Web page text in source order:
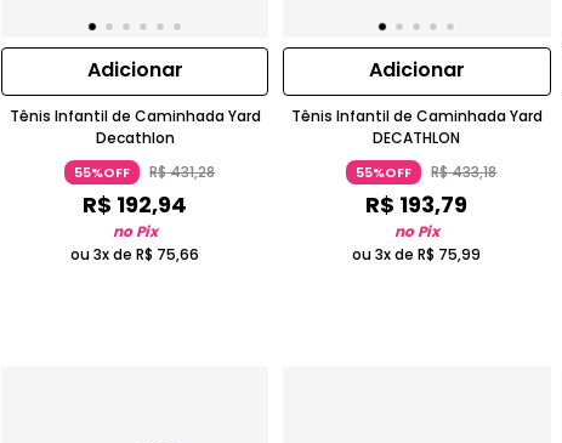
Adicionar
Tênis Infantil de Caminhada Yard
Decathlon
55%OFF R$431,28
R$ 192,94
no Pix
ou 3x deR$ 75,66
Adicionar
Tênis Infantil de Caminhada Yard
DECATHLON
55%OFF R$433,18
R$ 193,79
no Pix
ou 3x deR$ 75,99